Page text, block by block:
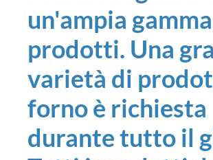
un'ampia
prodotti. Una
varietà di
forno è richiesta
durante tutto il